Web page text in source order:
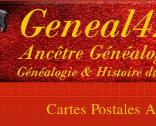
Cartes Postales